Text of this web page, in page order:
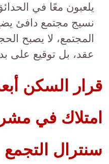
يلعبون معًا في
نسيج مجتمع دافئ
المجتمع، لا يصبح
عقد، بل توقيع على
قرار السكن
امتلاك في
سنترال التجمع